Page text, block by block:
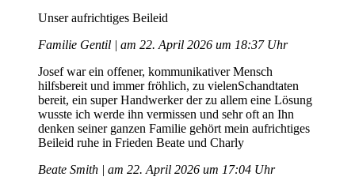
Unser aufrichtiges Beileid
Familie Gentil | am 22. April 2026 um 18:37 Uhr
Josef war ein offener, kommunikativer Mensch
hilfsbereit und immer fröhlich, zu vielenSchandtaten
bereit, ein super Handwerker der zu allem eine Lösung
wusste ich werde ihn vermissen und sehr oft an Ihn
denken seiner ganzen Familie gehört mein aufrichtiges
Beileid ruhe in Frieden Beate und Charly
Beate Smith | am 22. April 2026 um 17:04 Uhr